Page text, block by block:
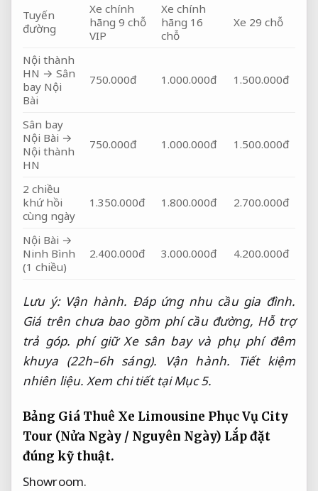
Tuyến
đường
Xe chính
hãng 9 chỗ
VIP
Xe chính
hãng 16
chỗ
Xe 29 chỗ
Nội thành
HN → Sân
bay Nội
Bài
750.000đ 1.000.000đ 1.500.000đ
Sân bay
Nội Bài →
Nội thành
HN
750.000đ 1.000.000đ 1.500.000đ
2 chiều
khứ hồi
cùng ngày
1.350.000đ 1.800.000đ 2.700.000đ
Nội Bài →
Ninh Bình
(1 chiều)
2.400.000đ 3.000.000đ 4.200.000đ
Lưu ý: Vận hành. Đáp ứng nhu cầu gia đình.
Giá trên chưa bao gồm phí cầu đường, Hỗ trợ
trả góp. phí giữ Xe sân bay và phụ phí đêm
khuya (22h–6h sáng).
Vận hành.
Tiết kiệm
nhiên liệu. Xem chi tiết tại Mục 5.
Bảng Giá Thuê Xe Limousine Phục Vụ City
Tour (Nửa Ngày / Nguyên Ngày) Lắp đặt
đúng kỹ thuật.
Showroom.